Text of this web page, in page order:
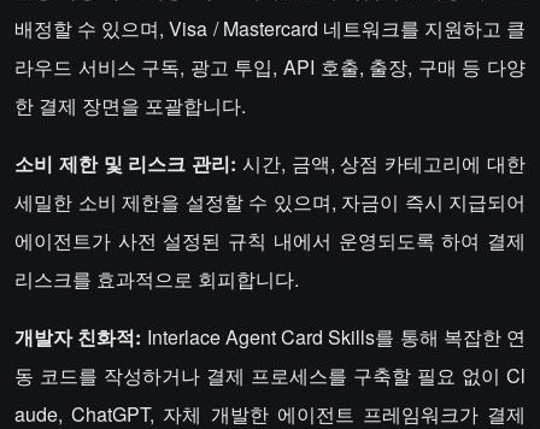
배정할 수 있으며, Visa / Mastercard 네트워크를 지원하고 클
라우드 서비스 구독, 광고 투입, API 호출, 출장, 구매 등 다양
한 결제 장면을 포괄합니다.
소비 제한 및 리스크 관리: 시간, 금액, 상점 카테고리에 대한
세밀한 소비 제한을 설정할 수 있으며, 자금이 즉시 지급되어
에이전트가 사전 설정된 규칙 내에서 운영되도록 하여 결제
리스크를 효과적으로 회피합니다.
개발자 친화적: Interlace Agent Card Skills를 통해 복잡한 연
동 코드를 작성하거나 결제 프로세스를 구축할 필요 없이 Cl
aude, ChatGPT, 자체 개발한 에이전트 프레임워크가 결제